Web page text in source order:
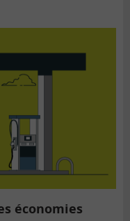
économies